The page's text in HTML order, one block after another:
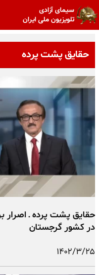
سیمای آزادی
تلویزیون ملی ایران
حقایق پشت پرده
حقایق پشت پرده ـ اصرار
در کشور گرجستان
۱۴۰۲/۳/۲۵